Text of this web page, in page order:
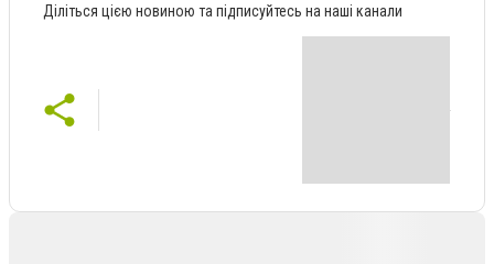
Діліться цією новиною та підписуйтесь на наші канали